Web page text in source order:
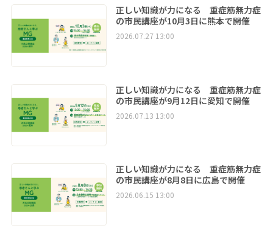
正しい知識が力になる 重症筋無力症
の市民講座が10月3日に熊本で開催
2026.07.27 13:00
正しい知識が力になる 重症筋無力症
の市民講座が9月12日に愛知で開催
2026.07.13 13:00
正しい知識が力になる 重症筋無力症
の市民講座が8月8日に広島で開催
2026.06.15 13:00